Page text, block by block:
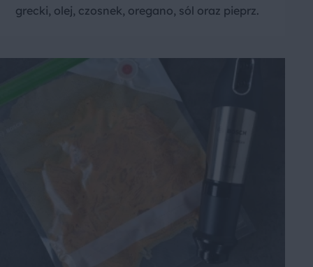
grecki, olej, czosnek, oregano, sól oraz pieprz.